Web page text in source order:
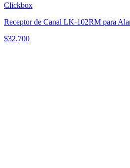
Clickbox
Receptor de Canal LK-102RM para
$32.700